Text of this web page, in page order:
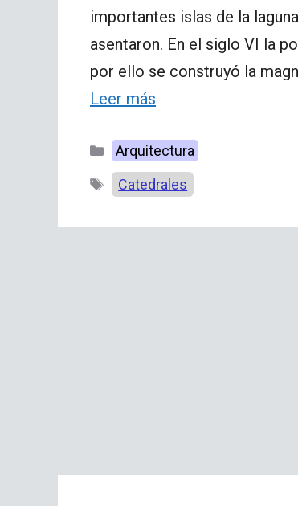
importantes islas de la
asentaron. En el siglo VI la
por ello se construyó la
Leer más
Categorías
Arquitectura
Etiquetas
Catedrales